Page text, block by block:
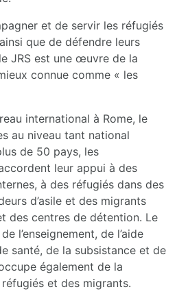
et de servir les réfugiés
que de défendre leurs
JRS est une œuvre de la
connue comme « les
international à Rome, le
au niveau tant national
de 50 pays, les
leur appui à des
à des réfugiés dans des
d’asile et des migrants
des centres de détention. Le
l’enseignement, de l’aide
santé, de la subsistance et de
également de la
et des migrants.